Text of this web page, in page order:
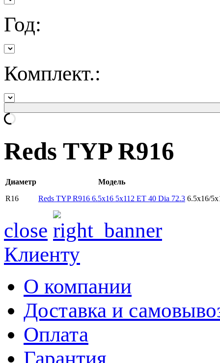
Год:
Комплект.:
Reds TYP R916
Диаметр
Модель
R16
Reds TYP R916 6.5x16 5x112 ET 40 Dia 72.3 6.5x16/
close
Клиенту
О компании
Доставка и
Оплата
Гарантия